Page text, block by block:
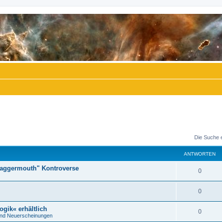
Die Suche
ANTWORTEN
Kontroverse 0A
n
w
0A
n
erhältlich
Neuerscheinungen
0A